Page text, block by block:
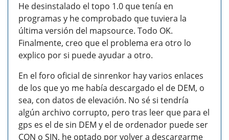
He desinstalado el topo 1.0 que tenía en
programas y he comprobado que tuviera la
última versión del mapsource. Todo OK.
Finalmente, creo que el problema era otro lo
explico por si puede ayudar a otro.
En el foro oficial de sinrenkor hay varios enlaces
de los que yo me había descargado el de DEM, o
sea, con datos de elevación. No sé si tendría
algún archivo corrupto, pero tras leer que para el
gps es el de sin DEM y el de ordenador puede ser
CON o SIN, he optado por volver a descargarme